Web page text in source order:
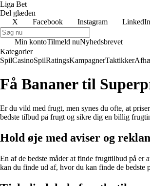
Liga Bet
Del glæden
X
Facebook Instagram LinkedIn
Min kontoTilmeld nuNyhedsbrevet
Kategorier
SpilCasinoSpilRatingsKampagnerTaktikker
Få Bananer til
Er du vild med frugt, men synes du ofte, at
bedste tilbud på frugt og sikre dig en billig
Hold øje med aviser og
En af de bedste måder at finde frugttilbud på er
kan du finde ud af, hvor du kan finde de bedste